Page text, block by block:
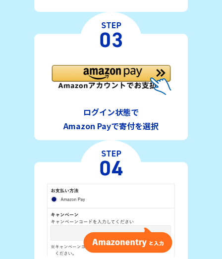
ログイン状態で
Amazon Payで寄付を選択